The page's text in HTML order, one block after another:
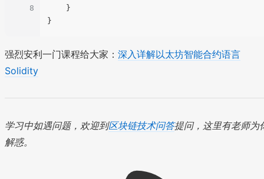
8
强烈安利一门课程给大家： 深入详解以太坊智能合约语言
Solidity
学习中如遇问题，欢迎到区块链技术问答提问，这里有老师为
解惑。